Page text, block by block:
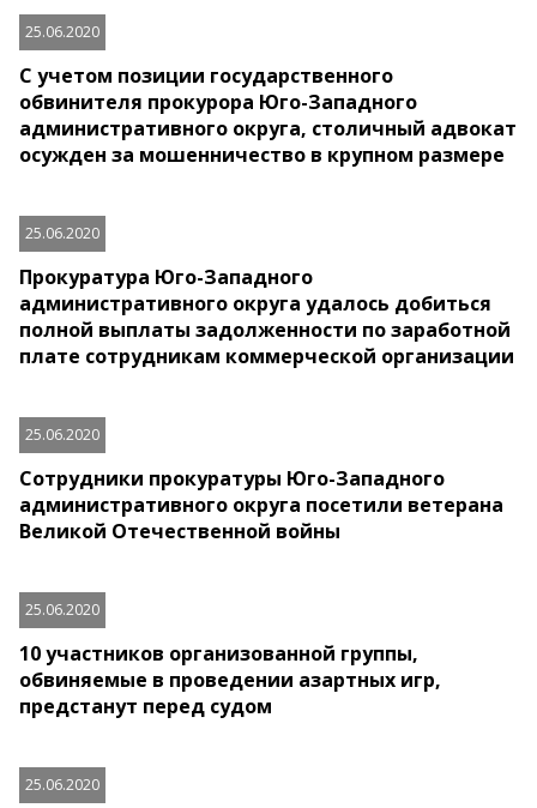
25.06.2020
С учетом позиции государственного
обвинителя прокурора Юго-Западного
административного округа, столичный адвокат
осужден за мошенничество в крупном размере
25.06.2020
Прокуратура Юго-Западного
административного округа удалось добиться
полной выплаты задолженности по заработной
плате сотрудникам коммерческой организации
25.06.2020
Сотрудники прокуратуры Юго-Западного
административного округа посетили ветерана
Великой Отечественной войны
25.06.2020
10 участников организованной группы,
обвиняемые в проведении азартных игр,
предстанут перед судом
25.06.2020